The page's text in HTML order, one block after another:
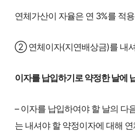
연체가산이 자율은 연 3%를 적
② 연체이자(지연배상금)를 내
이자를 납입하기로 약정한 날에
– 이자를 납입하여야 할 날의 다
는 내셔야 할 약정이자에 대해